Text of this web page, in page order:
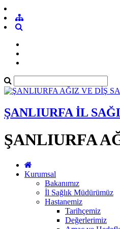
ŞANLIURFA İL
ŞANLIURFA
Kurumsal
Bakanımız
İl Sağlık Müdürümüz
Hastanemiz
Tarihçemiz
Değerlerimiz